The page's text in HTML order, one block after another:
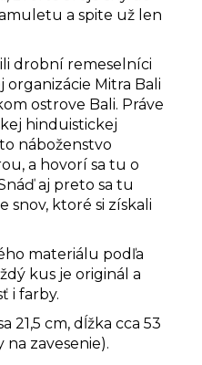
a spite už len
drobní remeselníci
Mitra Bali
ostrove Bali. Práve
hinduistickej
náboženstvo
a hovorí sa tu o
aj preto sa tu
snov, ktoré si získali
materiálu podľa
kus je originál a
i farby.
21,5 cm, dĺžka cca 53
zavesenie).